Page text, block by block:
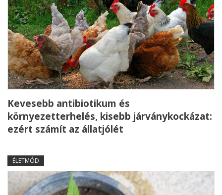
Kevesebb antibiotikum és
környezetterhelés, kisebb járványkockázat:
ezért számít az állatjólét
ÉLETMÓD